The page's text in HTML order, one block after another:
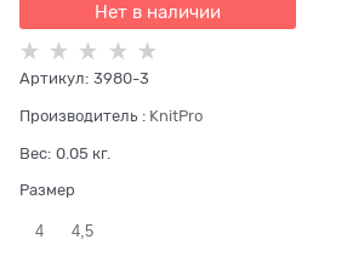
Нет в наличии
Артикул: 3980-3
Производитель : KnitPro
Вес: 0.05 кг.
Размер
4 4,5